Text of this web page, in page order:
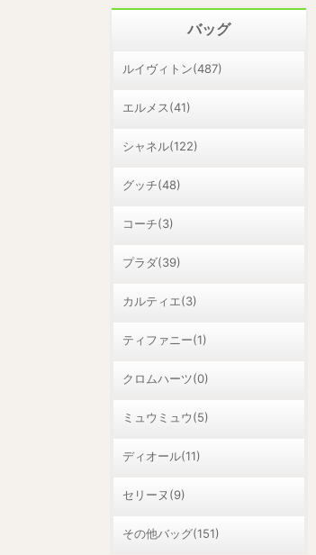
バッグ
ルイヴィトン(487)
エルメス(41)
シャネル(122)
グッチ(48)
コーチ(3)
プラダ(39)
カルティエ(3)
ティファニー(1)
クロムハーツ(0)
ミュウミュウ(5)
ディオール(11)
セリーヌ(9)
その他バッグ(151)